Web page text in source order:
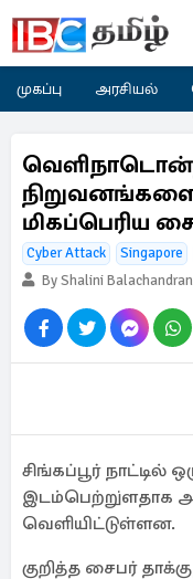
முகப்பு அரசியல்
நிறுவனங்களை
மிகப்பெரிய
Cyber Attack Singapore
By Shalini Balachandran
சிங்கப்பூர் நாட்டில்
இடம்பெற்று்ளதாக
வெளியிட்டுள்ளன.
குறித்த சைபர்